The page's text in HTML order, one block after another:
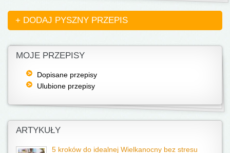
+ DODAJ PYSZNY PRZEPIS
MOJE PRZEPISY
Dopisane przepisy
Ulubione przepisy
ARTYKUŁY
5 kroków do idealnej Wielkanocny bez stresu